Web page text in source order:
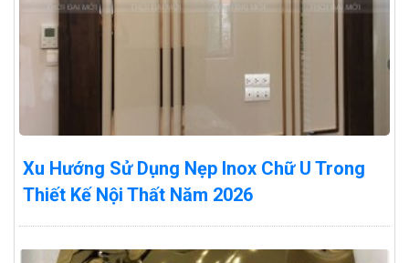
Xu Hướng Sử Dụng Nẹp Inox Chữ U Trong
Thiết Kế Nội Thất Năm 2026